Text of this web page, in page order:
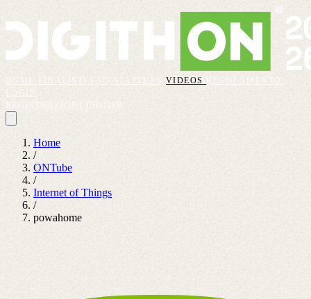
VIDEOS
REGOLAMENTO
Home
/
ONTube
/
Internet of Things
/
powahome